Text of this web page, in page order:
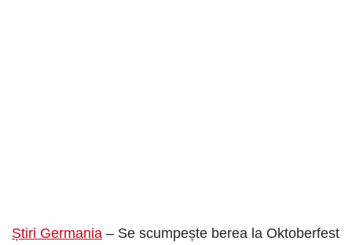
Știri Germania – Se scumpește berea la Oktoberfest